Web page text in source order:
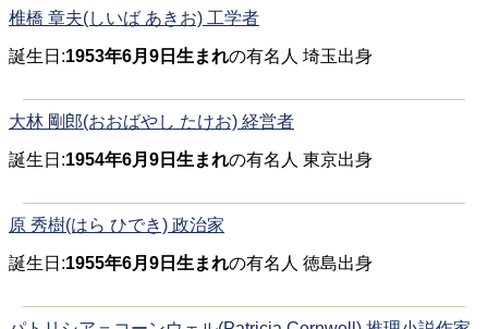
椎橋 章夫(しいば あきお) 工学者
誕生日:1953年6月9日生まれの有名人 埼玉出身
大林 剛郎(おおばやし たけお) 経営者
誕生日:1954年6月9日生まれの有名人 東京出身
原 秀樹(はら ひでき) 政治家
誕生日:1955年6月9日生まれの有名人 徳島出身